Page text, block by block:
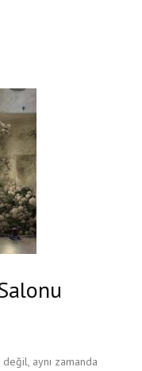
aynı zamanda